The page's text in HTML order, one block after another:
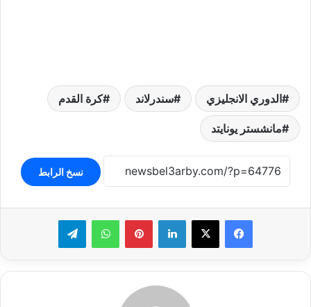
الدوري الانجليزي سندرلاند كرة القدم
مانشستر يونايتد
نسخ الرابط
لينكدإن بينتيريستواتساب تيلقرام